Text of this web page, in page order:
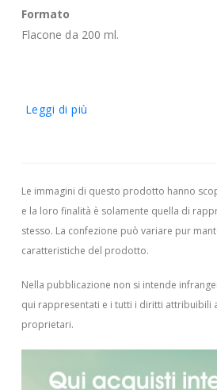
Formato
Flacone da 200 ml.
Leggi di più
Le immagini di questo prodotto hanno
e la loro finalità è solamente quella di
stesso. La confezione può variare pur
caratteristiche del prodotto.
Nella pubblicazione non si intende
qui rappresentati e i tutti i diritti attribuibili
proprietari.